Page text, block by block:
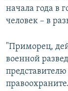
Все сайты
начала года в
человек – в
"Приморец,
военной